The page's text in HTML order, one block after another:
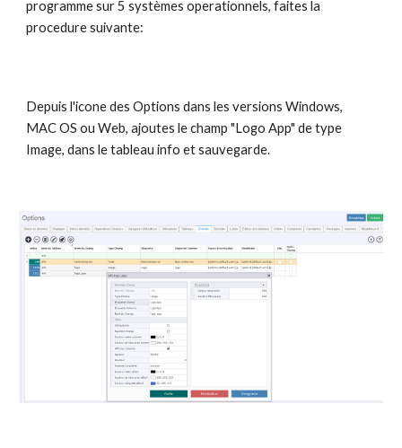
programme sur 5 systèmes operationnels, faites la
procedure suivante:
Depuis l'icone des Options dans les versions Windows,
MAC OS ou Web, ajoutes le champ "Logo App" de type
Image, dans le tableau info et sauvegarde.